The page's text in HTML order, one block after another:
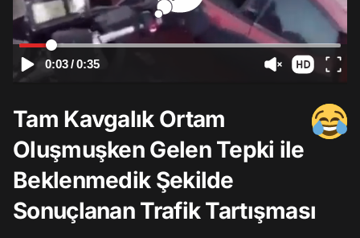
0:03/0:35
Tam Kavgalık Ortam
Oluşmuşken Gelen Tepki ile
Beklenmedik Şekilde
Sonuçlanan Trafik Tartışması